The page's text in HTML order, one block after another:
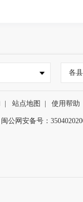
各
站点地图 使用帮助
闽公网安备号：